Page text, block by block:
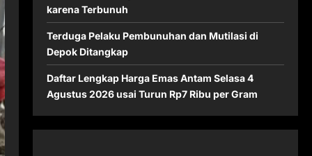
karena Terbunuh
Terduga Pelaku Pembunuhan dan Mutilasi di
Depok Ditangkap
Daftar Lengkap Harga Emas Antam Selasa 4
Agustus 2026 usai Turun Rp7 Ribu per Gram